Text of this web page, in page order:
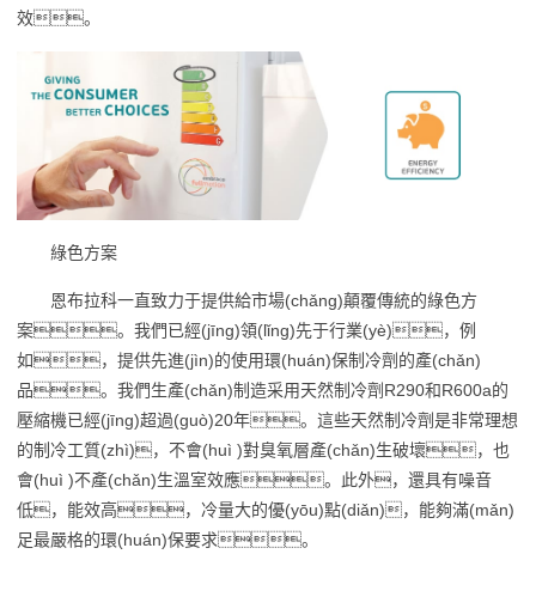
效。
綠色方案
恩布拉科一直致力于提供給市場(chǎng)顛覆傳統的綠色方
案。我們已經(jīng)領(lǐng)先于行業(yè)，例
如，提供先進(jìn)的使用環(huán)保制冷劑的產(chǎn)
品。我們生產(chǎn)制造采用天然制冷劑R290和R600a的
壓縮機已經(jīng)超過(guò)20年。這些天然制冷劑是非常理想
的制冷工質(zhì)，不會(huì )對臭氧層產(chǎn)生破壞，也
會(huì )不產(chǎn)生溫室效應。此外，還具有噪音
低，能效高，冷量大的優(yōu)點(diǎn)，能夠滿(mǎn)
足最嚴格的環(huán)保要求。